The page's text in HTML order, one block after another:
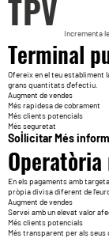
TPV Incrementa
Terminal
Ofereix en el teu establiment
grans quantitats d'efectiu.
Augment de vendes
Més rapidesa de cobrament
Més clients potencials
Més seguretat
Sol·licitarMés
En els pagaments amb
pròpia divisa diferent de
Augment de vendes
Servei amb un elevat valor
Més clients potencials
Més transparent per als seus